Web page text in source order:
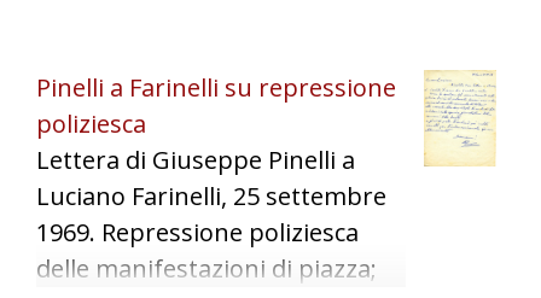
aver organizzato una manifestazione;
appuntamento tra Pinelli e l'avvocato
Mauri per discutere la difesa dei
compagni. Volontà di rispondere a un
articolo comparso sulla rivista "Vento
dell'Est".
Pinelli a Farinelli su repressione
poliziesca
Lettera di Giuseppe Pinelli a
Luciano Farinelli, 25 settembre
1969. Repressione poliziesca
delle manifestazioni di piazza;